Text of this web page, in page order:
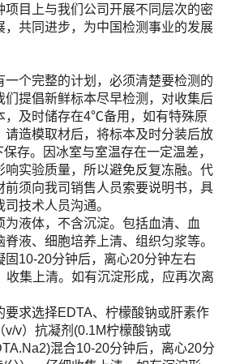
项目上与我们公司开展不同层次的密
，共同进步，为中国检测事业的发展
一个完整的计划，必须清楚要检测的
们提倡新鲜标本尽早检测，对收集后
，及时储存在4℃备用，如有特殊原
请造模取材后，将标本及时分装后放
存。因冰室与室温存在一定温差，
响实验质量，所以避免反复冻融。代
前须向我司销售人员索要说明书，具
技术人员沟通。
为液体，不含沉淀。包括血清、血
液、细胞培养上清、组织匀浆等。
固10-20分钟后，离心20分钟左右
收集上清。如有沉淀形成，应再次离
要求选择EDTA、柠檬酸钠或肝素作
v/v）抗凝剂(0.1M柠檬酸钠或
混合10-20分钟后，离心20分